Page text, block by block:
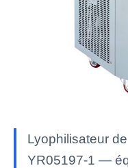
Lyophilisateur
YR05197-1 —